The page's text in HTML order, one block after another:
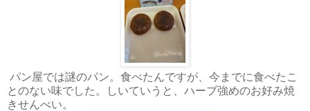
パン屋では謎のパン。食べたんですが、今までに食べたこ
とのない味でした。しいていうと、ハーブ強めのお好み焼
きせんべい。